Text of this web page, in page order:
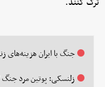
جنگ با ایران
زلنسکی: پوتین مرد